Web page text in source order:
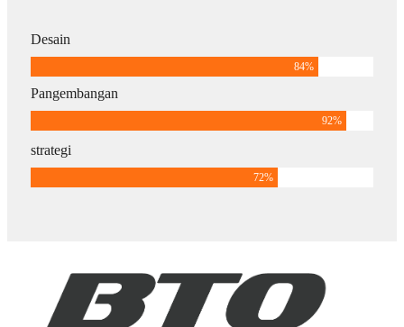
Desain
84%
Pangembangan
92%
strategi
72%